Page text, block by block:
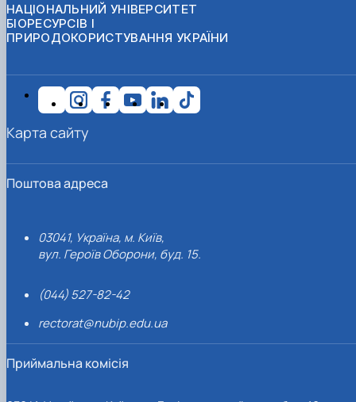
НАЦІОНАЛЬНИЙ УНІВЕРСИТЕТ
БІОРЕСУРСІВ І
ПРИРОДОКОРИСТУВАННЯ УКРАЇНИ
Поштова адреса
03041, Україна, м. Київ,
вул. Героїв Оборони, буд. 15.
(044) 527-82-42
rectorat@nubip.edu.ua
Приймальна комісія
Карта сайту